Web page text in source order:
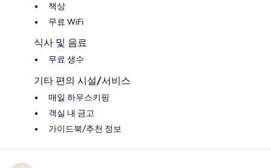
책상
무료 WiFi
식사 및 음료
무료 생수
기타 편의 시설/서비스
매일 하우스키핑
객실 내 금고
가이드북/추천 정보